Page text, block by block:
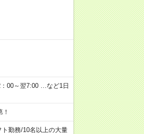
00～翌7:00 …など1日
ト勤務/10名以上の大量